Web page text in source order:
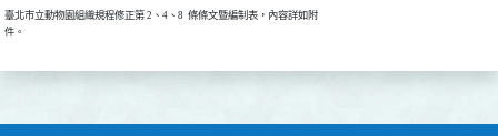
臺北市立動物園組織規程修正第 2、4、8  條條文暨編制表，內容詳如附
件。